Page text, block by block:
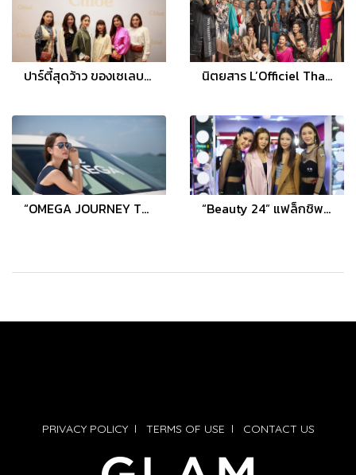
ปาร์ตี้สุดว้าว ของเซเลบริตี้สาว ‘Chloé Girls’ พร้อมคอลเลกชั่นใหม่ Chloé Fall 2019 นิตยสาร L’Officiel Thailand ฉลองครบรอบ 5 ปี จัดเอ็กซ์คลูซีฟทริปพร้อมชมแฟชั่นโชว์สุดพิเศษ
“OMEGA JOURNEY TO AQUA TERRA” เอ็กซ์คลูซีฟทริปส่งท้ายปี เผยโฉมคอลเลคชั่น Seamaster Aqua Terra “Beauty 24” แฟล็กชิพบิวตี้สโตร์สุดชิคแห่งแรกใจกลางสยาม พร้อมเสิร์ฟความสวยตลอด 24 ชั่วโมง
PRIVACY POLICYl TERMS OF USE l CONTACT US